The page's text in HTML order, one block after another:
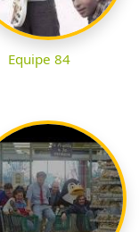
Equipe 84